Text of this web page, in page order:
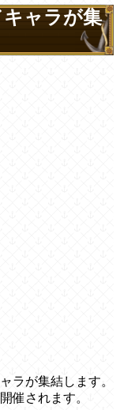
ャラが集
ラが集結します。
催されます。